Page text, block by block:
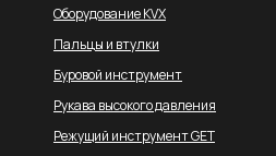
Оборудование KVX
Пальцы и втулки
Буровой инструмент
Рукава высокого давления
Режущий инструмент GET